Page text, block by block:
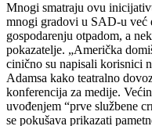
Mnogi smatraju ovu
mnogi gradovi u SAD-u već
gospodarenju otpadom, a
pokazatelje. „Američka
cinično su napisali korisnici
Adamsa kako teatralno
konferencija za medije.
uvođenjem “prve službene
se pokušava prikazati